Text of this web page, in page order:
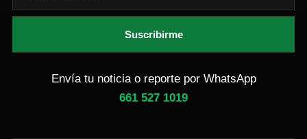
Suscribirme
Envía tu noticia o reporte por WhatsApp
661 527 1019